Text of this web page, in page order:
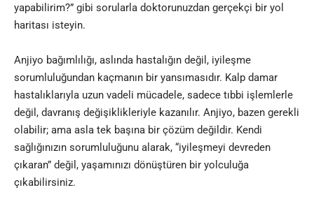
yapabilirim?” gibi sorularla doktorunuzdan gerçekçi bir yol
haritası isteyin.
Anjiyo bağımlılığı, aslında hastalığın değil, iyileşme
sorumluluğundan kaçmanın bir yansımasıdır. Kalp damar
hastalıklarıyla uzun vadeli mücadele, sadece tıbbi işlemlerle
değil, davranış değişiklikleriyle kazanılır. Anjiyo, bazen gerekli
olabilir; ama asla tek başına bir çözüm değildir. Kendi
sağlığınızın sorumluluğunu alarak, “iyileşmeyi devreden
çıkaran” değil, yaşamınızı dönüştüren bir yolculuğa
çıkabilirsiniz.